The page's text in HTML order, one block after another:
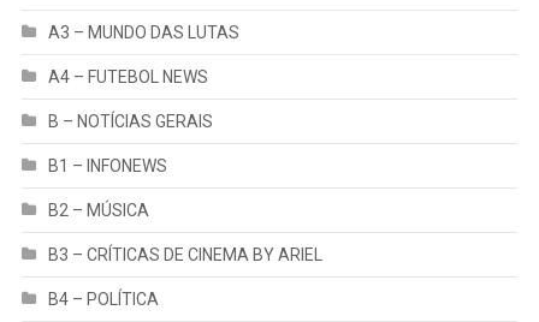
A3 – MUNDO DAS LUTAS
A4 – FUTEBOL NEWS
B – NOTÍCIAS GERAIS
B1 – INFONEWS
B2 – MÚSICA
B3 – CRÍTICAS DE CINEMA BY ARIEL
B4 – POLÍTICA